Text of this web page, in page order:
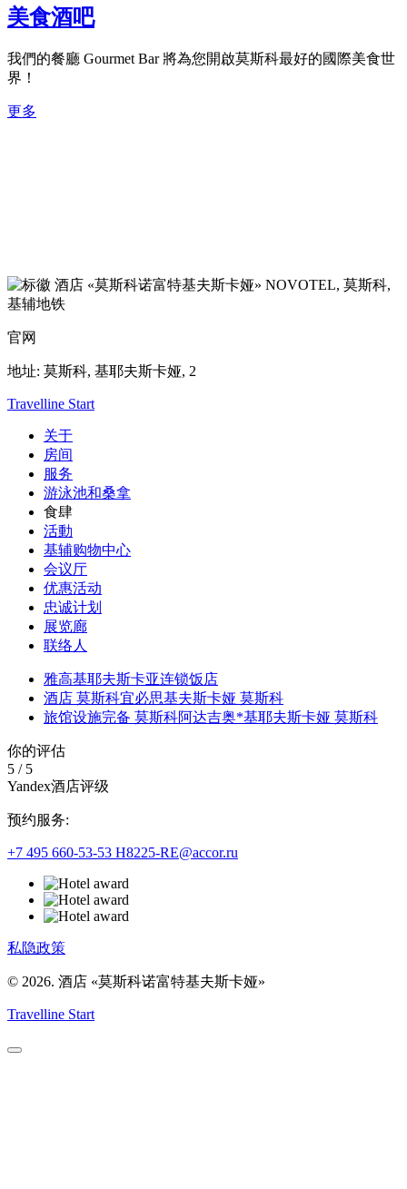
美食酒吧
我們的餐廳 Gourmet Bar 將為您開啟莫斯科最好的國際美食世
界！
更多
NOVOTEL, 莫斯科,
基辅地铁
官网
地址: 莫斯科, 基耶夫斯卡娅, 2
Travelline Start
关于
房间
服务
游泳池和桑拿
食肆
活動
基辅购物中心
会议厅
优惠活动
忠诚计划
展览廊
联络人
雅高基耶夫斯卡亚连锁饭店
酒店 莫斯科宜必思基夫斯卡娅 莫斯科
旅馆设施完备 莫斯科阿达吉奥*基耶夫斯卡娅 莫斯科
你的评估
5 / 5
Yandex酒店评级
预约服务:
+7 495 660-53-53 H8225-RE@accor.ru
私隐政策
© 2026. 酒店 «莫斯科诺富特基夫斯卡娅»
Travelline Start